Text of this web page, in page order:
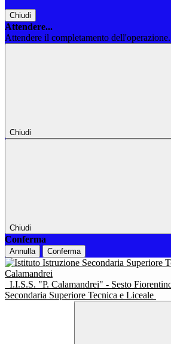
Chiudi
Attendere...
Attendere il completamento
Chiudi
Chiudi
Conferma
Annulla Conferma
I.I.S.S. "P. Calamandrei" - Sesto
Secondaria Superiore Tecnica e Liceale